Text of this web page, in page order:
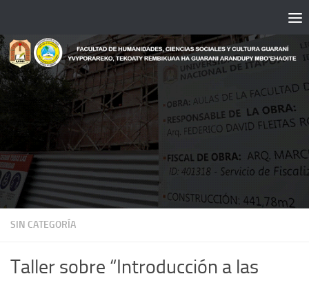
SIN CATEGORÍA
Taller sobre “Introducción a las